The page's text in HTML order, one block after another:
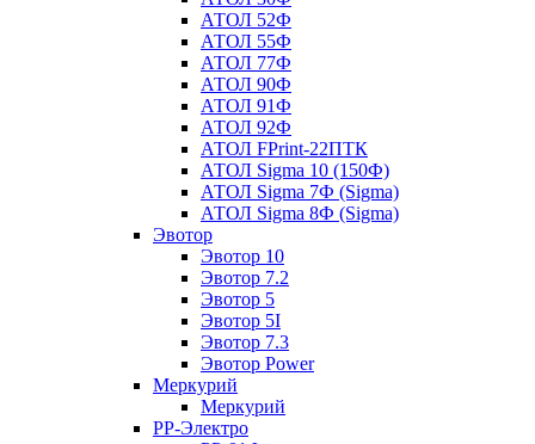
АТОЛ 52Ф
АТОЛ 55Ф
АТОЛ 77Ф
АТОЛ 90Ф
АТОЛ 91Ф
АТОЛ 92Ф
АТОЛ FPrint-22ПТК
АТОЛ Sigma 10 (150Ф)
АТОЛ Sigma 7Ф (Sigma)
АТОЛ Sigma 8Ф (Sigma)
Эвотор
Эвотор 10
Эвотор 7.2
Эвотор 5
Эвотор 5I
Эвотор 7.3
Эвотор Power
Меркурий
Меркурий
РР-Электро